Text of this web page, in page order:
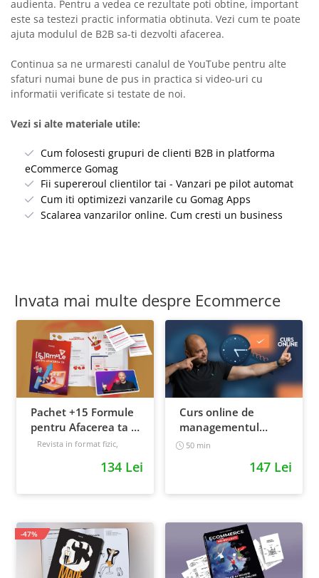
audienta. Pentru a vedea ce rezultate poti obtine, important
este sa testezi practic informatia obtinuta. Vezi cum te poate
ajuta modulul de B2B sa-ti dezvolti afacerea.
Continua sa ne urmaresti canalul de YouTube pentru alte
sfaturi numai bune de pus in practica si video-uri cu
informatii verificate si testate de noi.
Vezi si alte materiale utile:
Cum folosesti grupuri de clienti B2B in platforma
eCommerce Gomag
Fii supereroul clientilor tai - Vanzari pe pilot automat
Cum iti optimizezi vanzarile cu Gomag Apps
Scalarea vanzarilor online. Cum cresti un business
Invata mai multe despre Ecommerce
Pachet +15 Formule
pentru Afacerea ta +
Prompt-uri dedicate
Revista in format fizic,
134 Lei
Curs online de
managementul
timpului: cum sa
50 min
147 Lei
-47%